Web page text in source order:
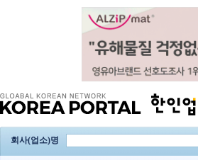
회사(업소)명